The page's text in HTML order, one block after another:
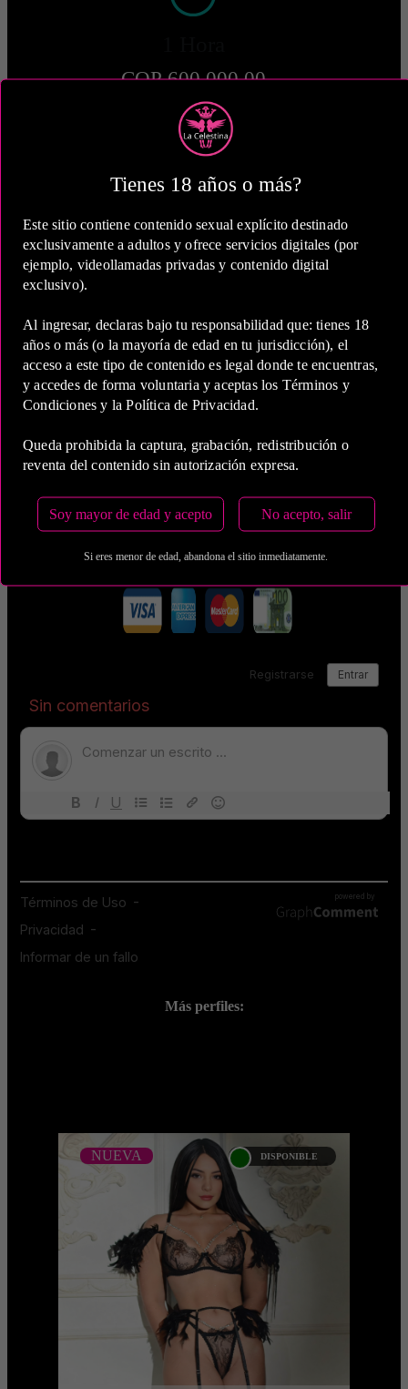
Tienes 18 años o más?
Este sitio contiene contenido sexual explícito destinado
exclusivamente a adultos y ofrece servicios digitales (por
ejemplo, videollamadas privadas y contenido digital
exclusivo).
Al ingresar, declaras bajo tu responsabilidad que: tienes 18
años o más (o la mayoría de edad en tu jurisdicción), el
acceso a este tipo de contenido es legal donde te encuentras,
y accedes de forma voluntaria y aceptas los Términos y
Condiciones y la Política de Privacidad.
Queda prohibida la captura, grabación, redistribución o
reventa del contenido sin autorización expresa.
Soy mayor de edad y acepto No acepto, salir
Si eres menor de edad, abandona el sitio inmediatamente.
COP 600,000.00
COP 1,100,000.00
5 Horas
COP 1,800,000.00
Estas tarifas incluyen transporte y preservativos
Más perfiles:
NUEVA DISPONIBLE
CAROLINE JONES -
CATALAGO PLATINO
NUEVA
Platinum Esta modelo pertenece a
nuestro Catálogo Privado Platinum.
Selección privada de modelos con un
nivel de belleza y perform ...